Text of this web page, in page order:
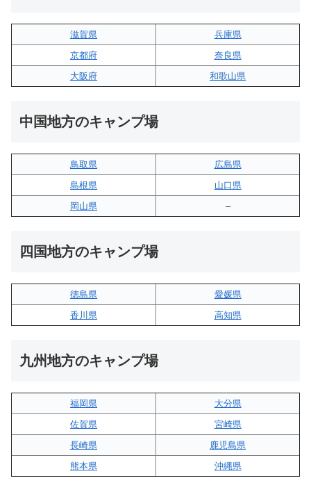
滋賀県
兵庫県
京都府
奈良県
大阪府
和歌山県
中国地方のキャンプ場
鳥取県
広島県
島根県
山口県
岡山県
–
四国地方のキャンプ場
徳島県
愛媛県
香川県
高知県
九州地方のキャンプ場
福岡県
大分県
佐賀県
宮崎県
長崎県
鹿児島県
熊本県
沖縄県